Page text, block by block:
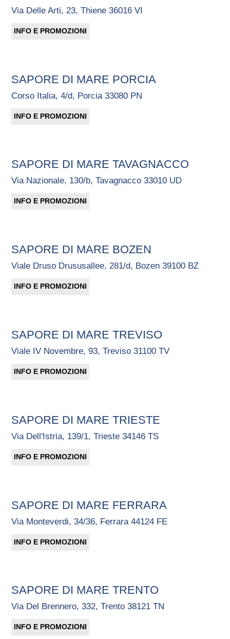
Via Delle Arti, 23, Thiene 36016 VI
INFO E PROMOZIONI
SAPORE DI MARE PORCIA
Corso Italia, 4/d, Porcia 33080 PN
INFO E PROMOZIONI
SAPORE DI MARE TAVAGNACCO
Via Nazionale, 130/b, Tavagnacco 33010 UD
INFO E PROMOZIONI
SAPORE DI MARE BOZEN
Viale Druso Drususallee, 281/d, Bozen 39100 BZ
INFO E PROMOZIONI
SAPORE DI MARE TREVISO
Viale IV Novembre, 93, Treviso 31100 TV
INFO E PROMOZIONI
SAPORE DI MARE TRIESTE
Via Dell'Istria, 139/1, Trieste 34146 TS
INFO E PROMOZIONI
SAPORE DI MARE FERRARA
Via Monteverdi, 34/36, Ferrara 44124 FE
INFO E PROMOZIONI
SAPORE DI MARE TRENTO
Via Del Brennero, 332, Trento 38121 TN
INFO E PROMOZIONI